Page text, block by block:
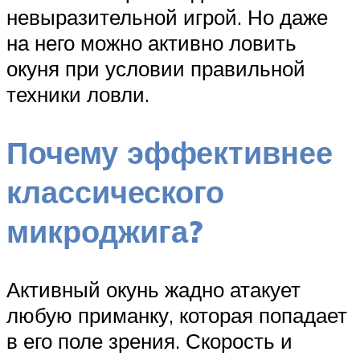
невыразительной игрой. Но даже
на него можно активно ловить
окуня при условии правильной
техники ловли.
Почему эффективнее
классического
микроджига?
Активный окунь жадно атакует
любую приманку, которая попадает
в его поле зрения. Скорость и